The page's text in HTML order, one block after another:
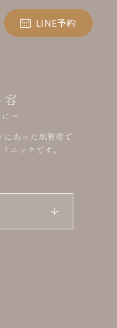
LINE予約
～
あった肌管理で
ニックです。